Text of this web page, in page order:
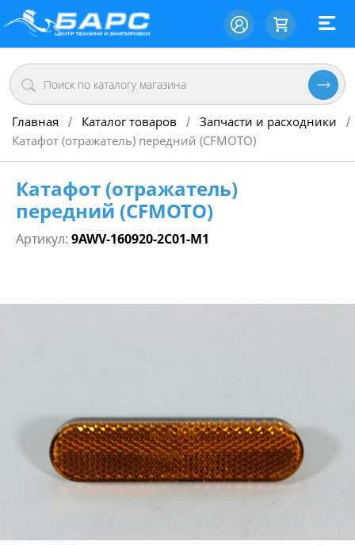
Главная / Каталог товаров / Запчасти и расходники
/
Катафот (отражатель) передний (CFMOTO)
Катафот (отражатель)
передний (CFMOTO)
Артикул: 9AWV-160920-2C01-M1